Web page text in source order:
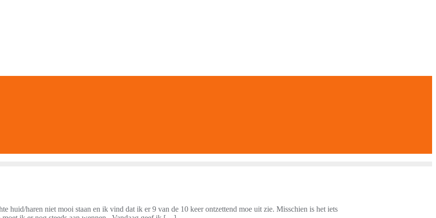
huid/haren niet mooi staan en ik vind dat ik er 9 van de 10 keer ontzettend moe uit zie. Misschien is het iets